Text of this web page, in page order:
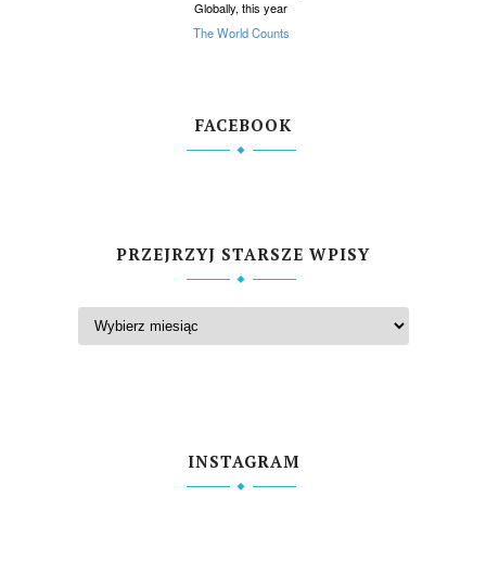
FACEBOOK
PRZEJRZYJ STARSZE WPISY
INSTAGRAM